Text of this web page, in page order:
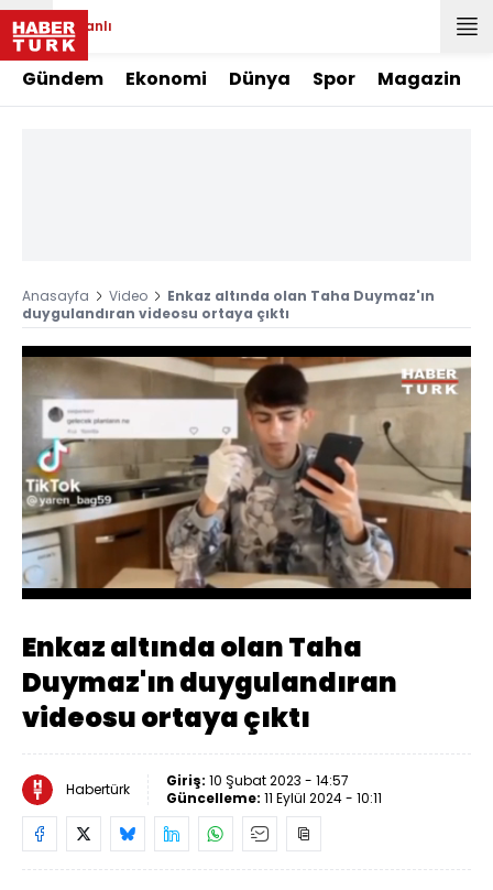
Canlı
Gündem Ekonomi Dünya Spor Magazin
Anasayfa Video
Enkaz altında olan Taha Duymaz'ın
duygulandıran videosu ortaya çıktı
Sesi
Aç
Yüklendi:
100.00%
Oynatma
Hızı
Enkaz altında olan Taha
Duymaz'ın duygulandıran
videosu ortaya çıktı
Habertürk Giriş: 10 Şubat 2023 - 14:57
Güncelleme: 11 Eylül 2024 - 10:11